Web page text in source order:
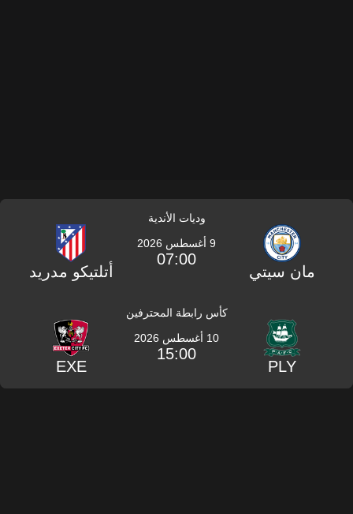
وديات الأندية
مان سيتي
9 أغسطس 2026
07:00
أتلتيكو مدريد
كأس رابطة المحترفين
PLY
10 أغسطس 2026
15:00
EXE